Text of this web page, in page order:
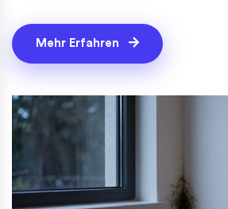
Mehr Erfahren